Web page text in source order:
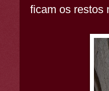
ficam os restos